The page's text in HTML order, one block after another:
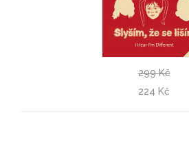
Veronika Ngo
Slyším, že se liším
299 Kč
224 Kč